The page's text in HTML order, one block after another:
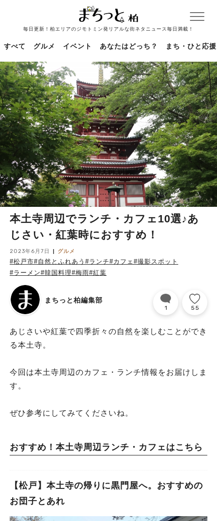
毎日更新！柏エリアのジモトミン発リアルな街ネタニュース毎日満載！
すべて グルメ イベント あなたはどっち？ まち・ひと応援
本土寺周辺でランチ・カフェ10選♪あ
じさい・紅葉時におすすめ！
2023年6月7日 グルメ
#松戸市#自然とふれあう #ランチ#カフェ #撮影スポット
#ラーメン#韓国料理#梅雨#紅葉
まちっと柏編集部
1 55
あじさいや紅葉で四季折々の自然を楽しむことができ
る本土寺。
今回は本土寺周辺のカフェ・ランチ情報をお届けしま
す。
ぜひ参考にしてみてくださいね。
おすすめ！本土寺周辺ランチ・カフェはこちら
【松戸】本土寺の帰りに黒門屋へ。おすすめの
お団子とあれ